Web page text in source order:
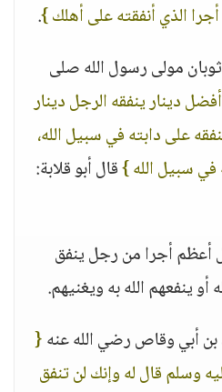
الذي أنفقته على أهلك }.
مولى رسول الله صلى
دينار ينفقه الرجل دينار
على دابته في سبيل الله،
في سبيل الله }قال أبو قلابة:
أعظم أجرا من رجل ينفق
ينفعهم الله به ويغنيهم.
أبي وقاص رضي الله عنه{
وسلم قال له وإنك لن تنفق